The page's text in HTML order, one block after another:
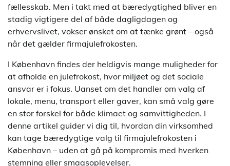
fællesskab. Men i takt med at bæredygtighed bliver en
stadig vigtigere del af både dagligdagen og
erhvervslivet, vokser ønsket om at tænke grønt – også
når det gælder firmajulefrokosten.
I København findes der heldigvis mange muligheder for
at afholde en julefrokost, hvor miljøet og det sociale
ansvar er i fokus. Uanset om det handler om valg af
lokale, menu, transport eller gaver, kan små valg gøre
en stor forskel for både klimaet og samvittigheden. I
denne artikel guider vi dig til, hvordan din virksomhed
kan tage bæredygtige valg til firmajulefrokosten i
København – uden at gå på kompromis med hverken
stemning eller smagsoplevelser.